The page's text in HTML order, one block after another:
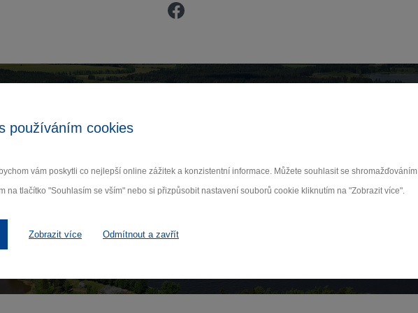
používáním cookies
vám poskytli co nejlepší online zážitek a konzistentní informace. Můžete souhlasit se shromažďováním
na tlačítko "Souhlasím se vším" nebo si přizpůsobit nastavení souborů cookie kliknutím na "Zobrazit více".
Zobrazit více Odmítnout a zavřít
Zamilujte si Vysočinu
se k odběru našeho newsletteru o novinkách.
nám na ochraně osobních údajů.